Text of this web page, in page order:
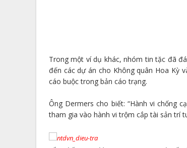
Trong một ví dụ khác, nhóm tin tặc đã
đến các dự án cho Không quân Hoa Kỳ
cáo buộc trong bản cáo trạng.
Ông Dermers cho biết: “Hành vi chống
tham gia vào hành vi trộm cắp tài sản trí